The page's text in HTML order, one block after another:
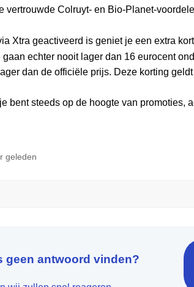
vertrouwde Colruyt- en Bio-Planet-
Xtra geactiveerd is geniet je een extra
echter nooit lager dan 16 eurocent
dan de officiële prijs. Deze korting
bent steeds op de hoogte van promoties,
geleden
geen antwoord vinden?